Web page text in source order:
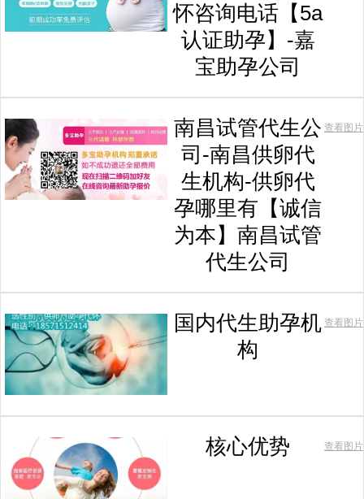
怀咨询电话【5a
认证助孕】-嘉
宝助孕公司
南昌试管代生公
司-南昌供卵代
生机构-供卵代
孕哪里有【诚信
为本】南昌试管
代生公司
查看图片
国内代生助孕机
构
查看图片
核心优势 查看图片